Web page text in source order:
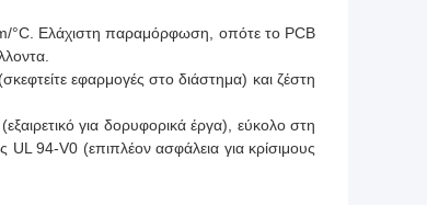
°C. Ελάχιστη παραμόρφωση, οπότε το PCB
εφαρμογές στο διάστημα) και ζέστη
για δορυφορικά έργα), εύκολο στη
94-V0 (επιπλέον ασφάλεια για κρίσιμους